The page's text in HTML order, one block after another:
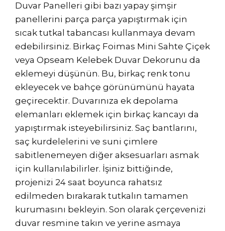
Duvar Panelleri gibi bazı yapay şimşir
panellerini parça parça yapıştırmak için
sıcak tutkal tabancası kullanmaya devam
edebilirsiniz. Birkaç Foimas Mini Sahte Çiçek
veya Opseam Kelebek Duvar Dekorunu da
eklemeyi düşünün. Bu, birkaç renk tonu
ekleyecek ve bahçe görünümünü hayata
geçirecektir. Duvarınıza ek depolama
elemanları eklemek için birkaç kancayı da
yapıştırmak isteyebilirsiniz. Saç bantlarını,
saç kurdelelerini ve suni çimlere
sabitlenemeyen diğer aksesuarları asmak
için kullanılabilirler. İşiniz bittiğinde,
projenizi 24 saat boyunca rahatsız
edilmeden bırakarak tutkalın tamamen
kurumasını bekleyin. Son olarak çerçevenizi
duvar resmine takın ve yerine asmaya